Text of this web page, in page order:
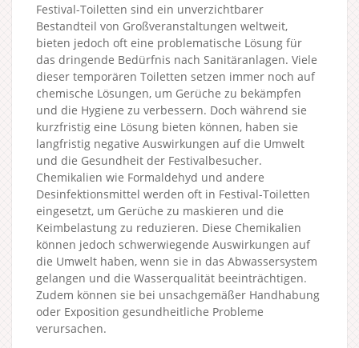
Festival-Toiletten sind ein unverzichtbarer
Bestandteil von Großveranstaltungen weltweit,
bieten jedoch oft eine problematische Lösung für
das dringende Bedürfnis nach Sanitäranlagen. Viele
dieser temporären Toiletten setzen immer noch auf
chemische Lösungen, um Gerüche zu bekämpfen
und die Hygiene zu verbessern. Doch während sie
kurzfristig eine Lösung bieten können, haben sie
langfristig negative Auswirkungen auf die Umwelt
und die Gesundheit der Festivalbesucher.
Chemikalien wie Formaldehyd und andere
Desinfektionsmittel werden oft in Festival-Toiletten
eingesetzt, um Gerüche zu maskieren und die
Keimbelastung zu reduzieren. Diese Chemikalien
können jedoch schwerwiegende Auswirkungen auf
die Umwelt haben, wenn sie in das Abwassersystem
gelangen und die Wasserqualität beeinträchtigen.
Zudem können sie bei unsachgemäßer Handhabung
oder Exposition gesundheitliche Probleme
verursachen.